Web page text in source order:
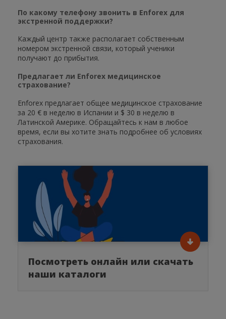
По какому телефону звонить в Enforex для
экстренной поддержки?
Каждый центр также располагает собственным
номером экстренной связи, который ученики
получают до прибытия.
Предлагает ли Enforex медицинское
страхование?
Enforex предлагает общее медицинское страхование
за 20 € в неделю в Испании и $ 30 в неделю в
Латинской Америке. Обращайтесь к нам в любое
время, если вы хотите знать подробнее об условиях
страхования.
Посмотреть онлайн или скачать
наши каталоги